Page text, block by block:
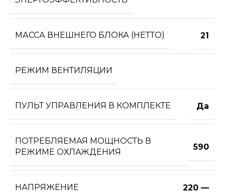
МАССА ВНЕШНЕГО БЛОКА (НЕТТО) 21
РЕЖИМ ВЕНТИЛЯЦИИ
ПУЛЬТ УПРАВЛЕНИЯ В КОМПЛЕКТЕ Да
ПОТРЕБЛЯЕМАЯ МОЩНОСТЬ В
РЕЖИМЕ ОХЛАЖДЕНИЯ
590
НАПРЯЖЕНИЕ
220 —